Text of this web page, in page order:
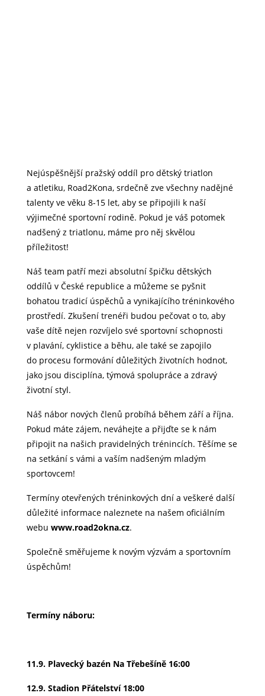
Nejúspěšnější pražský oddíl pro dětský triatlon
a atletiku, Road2Kona, srdečně zve všechny nadějné
talenty ve věku 8-15 let, aby se připojili k naší
výjimečné sportovní rodině. Pokud je váš potomek
nadšený z triatlonu, máme pro něj skvělou
příležitost!
Náš team patří mezi absolutní špičku dětských
oddílů v České republice a můžeme se pyšnit
bohatou tradicí úspěchů a vynikajícího tréninkového
prostředí. Zkušení trenéři budou pečovat o to, aby
vaše dítě nejen rozvíjelo své sportovní schopnosti
v plavání, cyklistice a běhu, ale také se zapojilo
do procesu formování důležitých životních hodnot,
jako jsou disciplína, týmová spolupráce a zdravý
životní styl.
Náš nábor nových členů probíhá během září a října.
Pokud máte zájem, neváhejte a přijďte se k nám
připojit na našich pravidelných trénincích. Těšíme se
na setkání s vámi a vaším nadšeným mladým
sportovcem!
Termíny otevřených tréninkových dní a veškeré další
důležité informace naleznete na našem oficiálním
webu www.road2okna.cz.
Společně směřujeme k novým výzvám a sportovním
úspěchům!
Termíny náboru:
11.9. Plavecký bazén Na Třebešíně 16:00
12.9. Stadion Přátelství 18:00